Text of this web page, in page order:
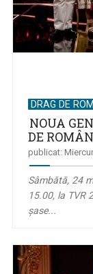
DRAG DE
NOUA
DE
publicat:
Sâmbătă, 24
15.00, la TVR
şase...